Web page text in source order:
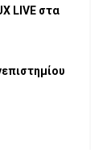
LIVE στα